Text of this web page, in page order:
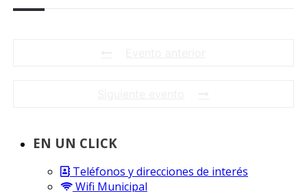
EN UN CLICK
Teléfonos y direcciones de interés
Wifi Municipal